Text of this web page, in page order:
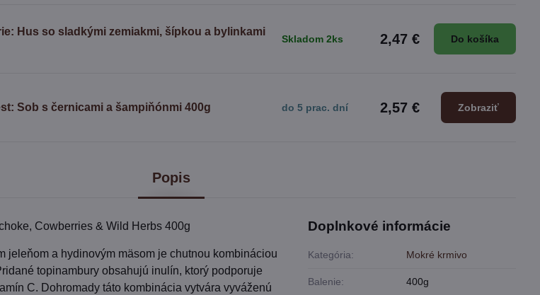
Popis
Cowberries & Wild Herbs 400g
jeleňom a hydinovým mäsom je chutnou kombináciou
topinambury obsahujú inulín, ktorý podporuje
C. Dohromady táto kombinácia vytvára vyváženú
Doplnkové informácie
Kategória: Mokré krmivo
Balenie: 400g
Hus so sladkými zemiakmi, šípkou a bylinkami
Skladom 2ks 2,47 € Do košíka
Sob s černicami a šampiňónmi 400g do 5 prac. dní 2,57 € Zobraziť